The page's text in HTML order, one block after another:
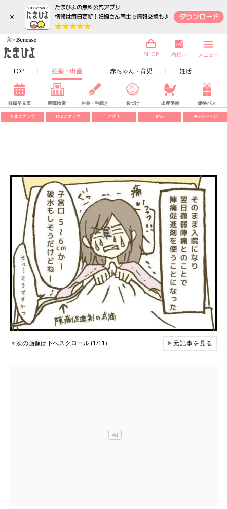
×
TOP 妊娠・出産 赤ちゃん・育児 妊活
SHOP 内祝い メニュー
妊娠早見表 産院検索 お金・手続き 名づけ 出産準備 優待パス
たまごクラブ ひよこクラブ アプリ SNS キャンペーン
▼次の画像は下へスクロール (1/11) ▶元記事を見る